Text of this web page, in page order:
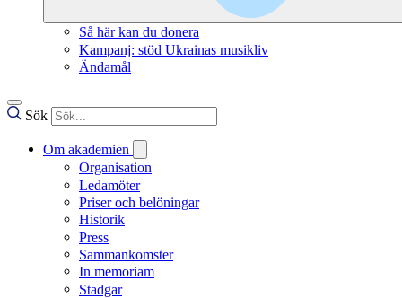
Så här kan du donera
Kampanj: stöd Ukrainas musikliv
Ändamål
Sök
Om akademien
Organisation
Ledamöter
Priser och belöningar
Historik
Press
Sammankomster
In memoriam
Stadgar